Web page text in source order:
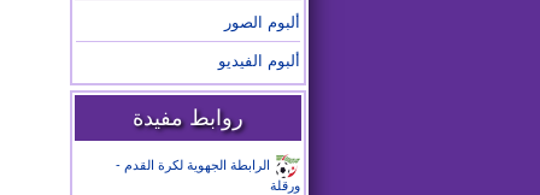
ألبوم الصور
ألبوم الفيديو
روابط مفيدة
الرابطة الجهوية لكرة القدم -
ورقلة